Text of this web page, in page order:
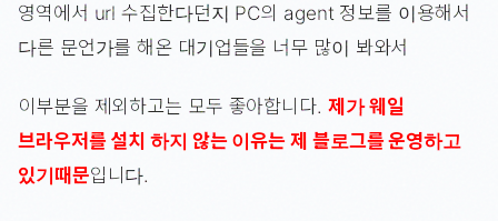
영역에서 url 수집한다던지 PC의 agent 정보를 이용해서
다른 문언가를 해온 대기업들을 너무 많이 봐와서
이부분을 제외하고는 모두 좋아합니다. 제가 웨일
브라우저를 설치 하지 않는 이유는 제 블로그를 운영하고
있기때문입니다.